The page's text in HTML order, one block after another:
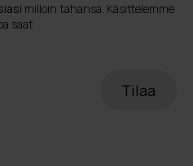
milloin tahansa. Käsittelemme
saat